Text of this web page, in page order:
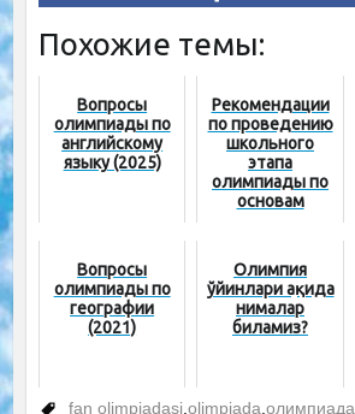
Похожие темы:
Вопросы
олимпиады по
английскому
языку (2025)
Рекомендации
по проведению
школьного
этапа
олимпиады по
основам
Вопросы
олимпиады по
географии
(2021)
Олимпия
ўйинлари ҳақида
нималар
биламиз?
fan olimpiadasi olimpiada олимпиада